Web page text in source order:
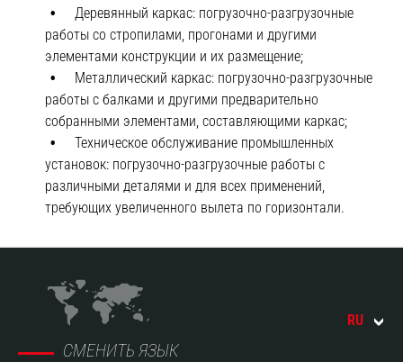
Деревянный каркас: погрузочно-разгрузочные
работы со стропилами, прогонами и другими
элементами конструкции и их размещение;
Металлический каркас: погрузочно-разгрузочные
работы с балками и другими предварительно
собранными элементами, составляющими каркас;
Техническое обслуживание промышленных
установок: погрузочно-разгрузочные работы с
различными деталями и для всех применений,
требующих увеличенного вылета по горизонтали.
СМЕНИТЬ ЯЗЫК
RU